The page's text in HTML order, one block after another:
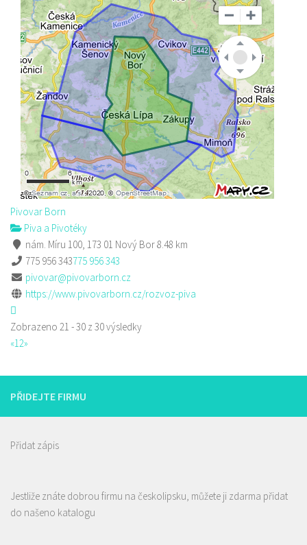
Pivovar Born
Piva a Pivotéky
nám. Míru 100, 173 01 Nový Bor8.48 km
775 956 343775 956 343
pivovar@pivovarborn.cz
https://www.pivovarborn.cz/rozvoz-piva
Zobrazeno 21 - 30 z 30 výsledky
«12»
PŘIDEJTE FIRMU
Přidat zápis
Jestliže znáte dobrou firmu na českolipsku, můžete ji zdarma přidat
do našeno katalogu